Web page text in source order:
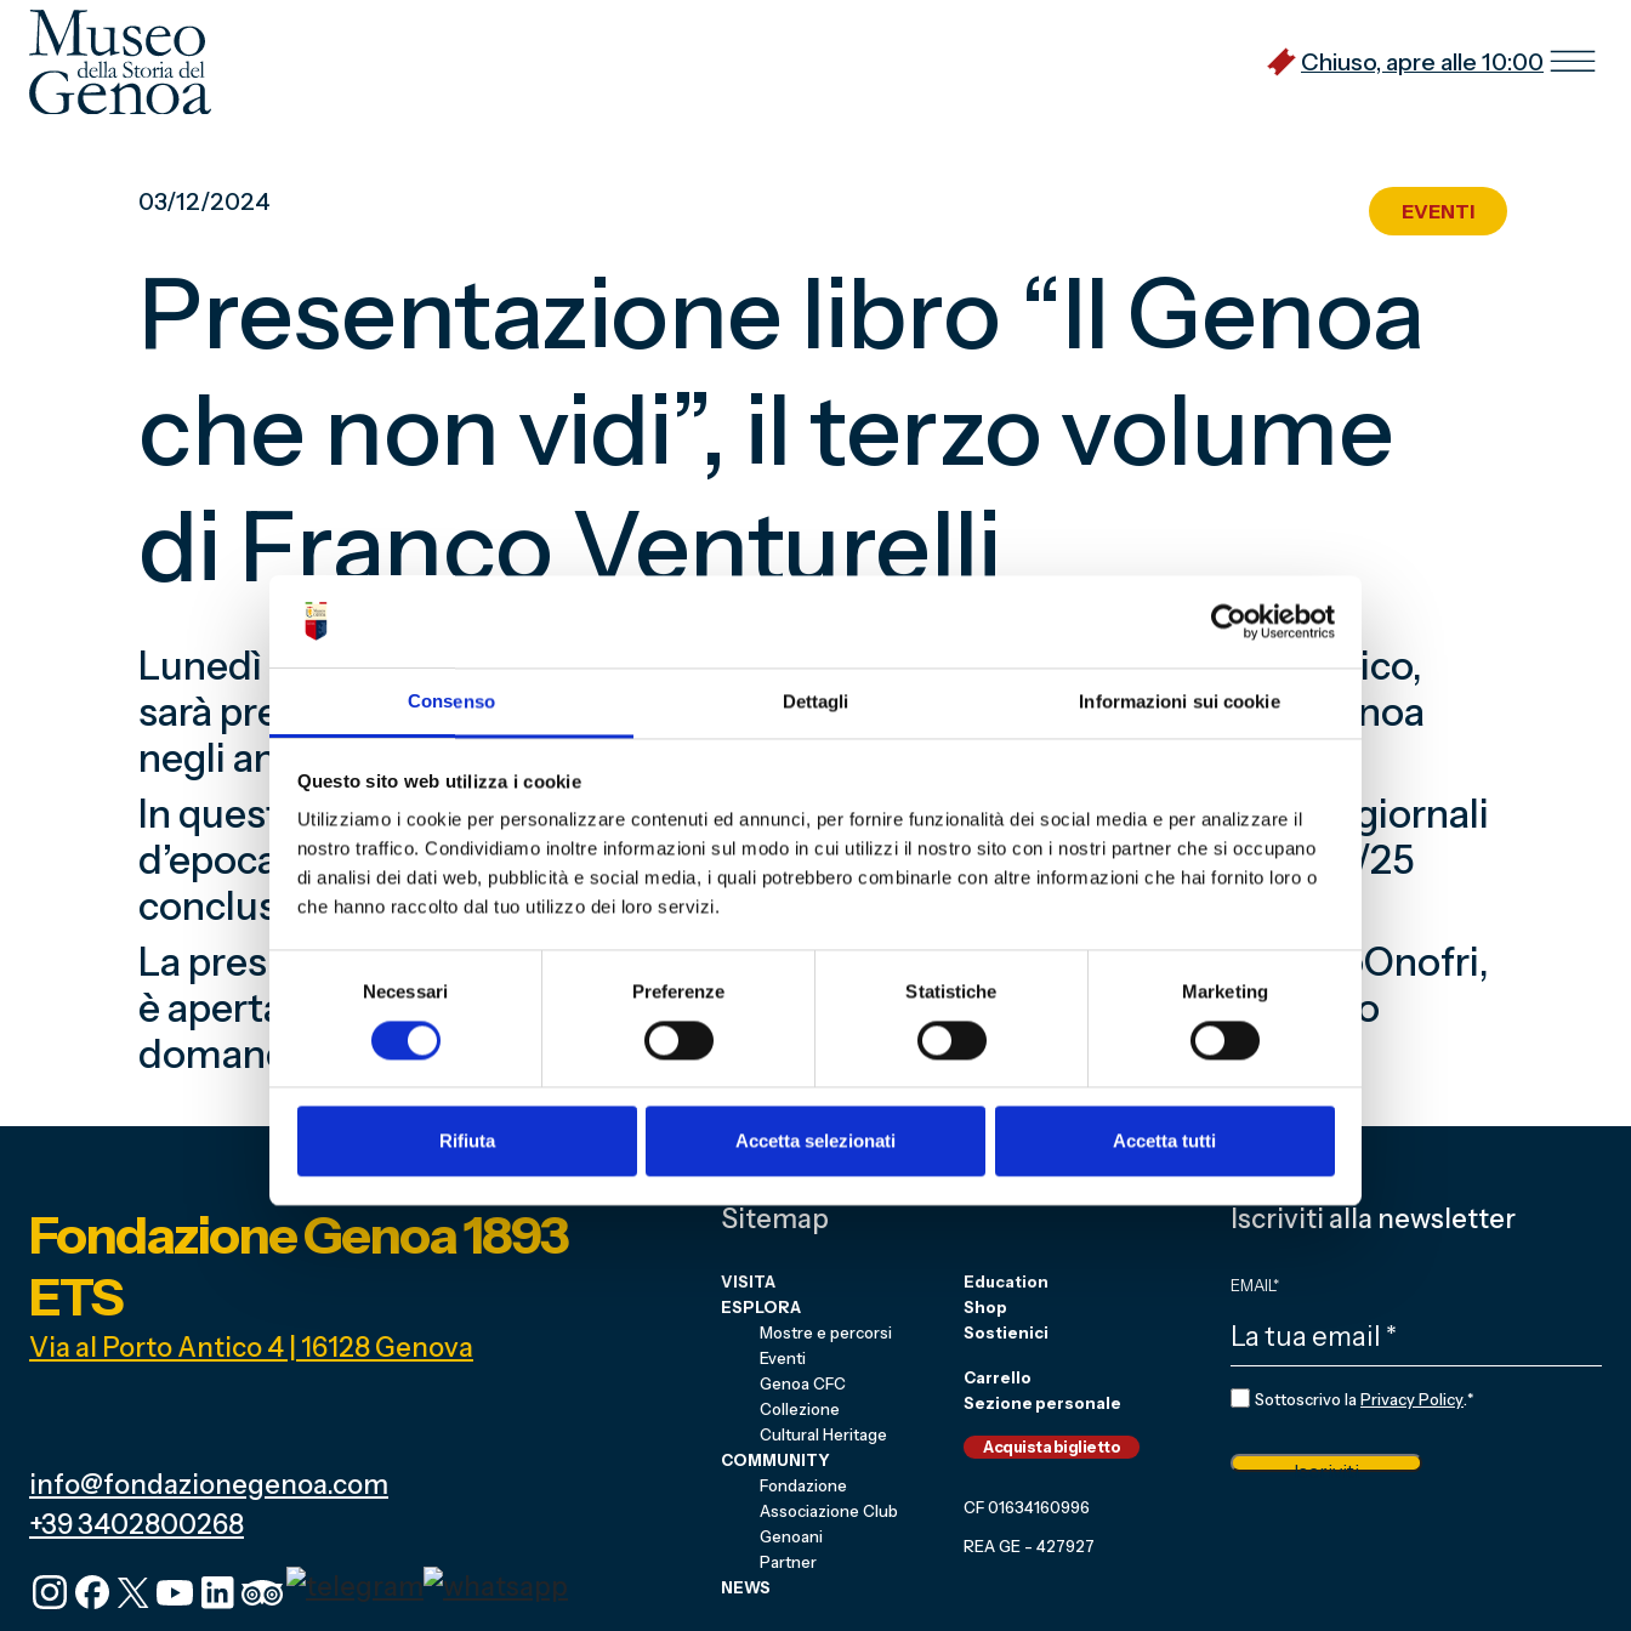
Consenso Dettagli Informazioni sui cookie
Questo sito web utilizza i cookie
Utilizziamo i cookie per personalizzare contenuti ed annunci, per fornire funzionalità dei social media e per analizzare il
nostro traffico. Condividiamo inoltre informazioni sul modo in cui utilizzi il nostro sito con i nostri partner che si occupano
di analisi dei dati web, pubblicità e social media, i quali potrebbero combinarle con altre informazioni che hai fornito loro o
che hanno raccolto dal tuo utilizzo dei loro servizi.
consenso
Necessari Preferenze Statistiche Marketing
Rifiuta Accetta selezionati Accetta tutti
Chiuso, apre alle 10:00
03/12/2024 EVENTI
Presentazione libro “Il Genoa
che non vidi”, il terzo volume
di Franco Venturelli
Lunedì 9 dicembre, alle ore 17, presso il Museo del Genoa al Porto Antico,
sarà presentato il terzo volume della trilogia su mister Garbutt nel Genoa
negli anni che vanno dal 1912 al 1925, opera di Franco Venturelli.
In questo ultimo volume vengono raccontati, attraverso gli articoli di giornali
d’epoca, il campionato 1923/24, vinto dal Genoa, e il campionato 1924/25
conclusosi con i famosi cinque spareggi tra Genoa e Bologna.
La presentazione, presente l’autore e con la partecipazione di ClaudioOnofri,
è aperta al pubblico, che potrà intervenire con proprie considerazioni o
domande.
Fondazione Genoa 1893
ETS
Via al Porto Antico 4 | 16128 Genova
info@fondazionegenoa.com
+39 3402800268
Sitemap
VISITA
ESPLORA
Mostre e percorsi
Eventi
Genoa CFC
Collezione
Cultural Heritage
COMMUNITY
Fondazione
Associazione Club
Genoani
Partner
NEWS
Education
Shop
Sostienici
Carrello
Sezione personale
Acquista biglietto
CF 01634160996
REA GE - 427927
Iscriviti alla newsletter
EMAIL*
CONSENSO*
Sottoscrivo laPrivacy Policy.*
Iscriviti